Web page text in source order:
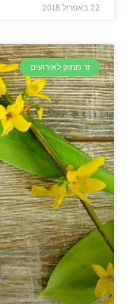
22 באפריל 2018
זר מתוק לאירועים